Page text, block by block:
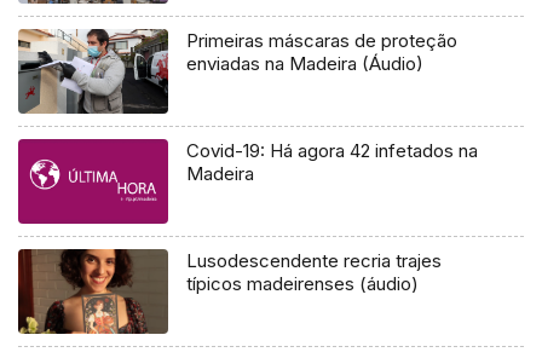
Primeiras máscaras de proteção
enviadas na Madeira (Áudio)
Covid-19: Há agora 42 infetados na
Madeira
Lusodescendente recria trajes
típicos madeirenses (áudio)